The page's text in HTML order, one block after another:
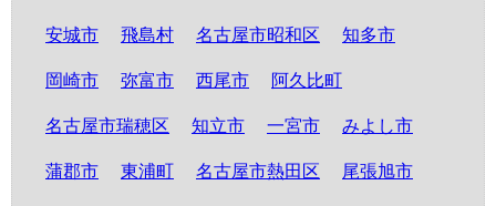
安城市 飛島村 名古屋市昭和区 知多市
岡崎市 弥富市 西尾市 阿久比町
名古屋市瑞穂区 知立市 一宮市 みよし市
蒲郡市 東浦町 名古屋市熱田区 尾張旭市